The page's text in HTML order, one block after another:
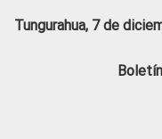
Tungurahua, 7 de